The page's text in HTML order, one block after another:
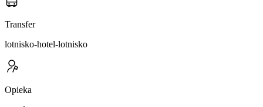
Transfer
lotnisko-hotel-lotnisko
Opieka